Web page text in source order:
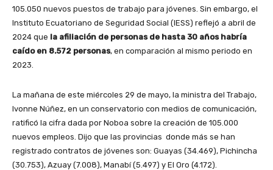
105.050 nuevos puestos de trabajo para jóvenes. Sin embargo, el
Instituto Ecuatoriano de Seguridad Social (IESS) reflejó a abril de
2024 que la afiliación de personas de hasta 30 años habría
caído en 8.572 personas, en comparación al mismo periodo en
2023.
La mañana de este miércoles 29 de mayo, la ministra del Trabajo,
Ivonne Núñez, en un conservatorio con medios de comunicación,
ratificó la cifra dada por Noboa sobre la creación de 105.000
nuevos empleos. Dijo que las provincias donde más se han
registrado contratos de jóvenes son: Guayas (34.469), Pichincha
(30.753), Azuay (7.008), Manabí (5.497) y El Oro (4.172).